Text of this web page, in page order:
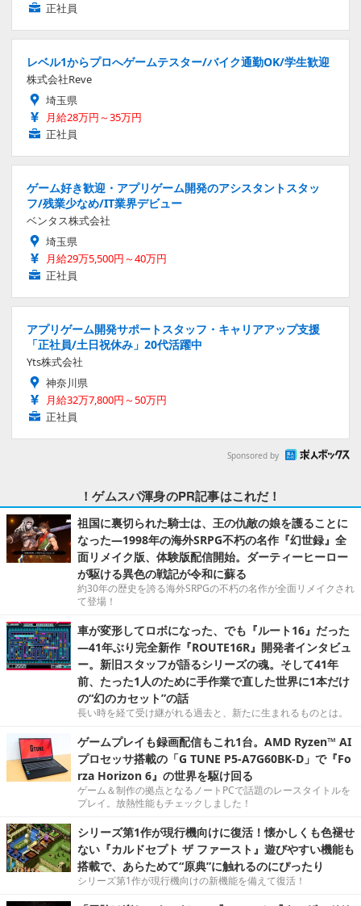
正社員
レベル1からプロへゲームテスター/バイク通勤OK/学生歓迎
株式会社Reve
埼玉県
月給28万円～35万円
正社員
ゲーム好き歓迎・アプリゲーム開発のアシスタントスタッ
フ/残業少なめ/IT業界デビュー
ベンタス株式会社
埼玉県
月給29万5,500円～40万円
正社員
アプリゲーム開発サポートスタッフ・キャリアアップ支援
「正社員/土日祝休み」20代活躍中
Yts株式会社
神奈川県
月給32万7,800円～50万円
正社員
Sponsored by
！ゲムスパ渾身のPR記事はこれだ！
祖国に裏切られた騎士は、王の仇敵の娘を護ることに
なった―1998年の海外SRPG不朽の名作『幻世録』全
面リメイク版、体験版配信開始。ダーティーヒーロー
が駆ける異色の戦記が令和に蘇る
約30年の歴史を誇る海外SRPGの不朽の名作が全面リメイクされ
て登場！
車が変形してロボになった、でも『ルート16』だった
―41年ぶり完全新作『ROUTE16R』開発者インタビュ
ー。新旧スタッフが語るシリーズの魂。そして41年
前、たった1人のために手作業で直した世界に1本だけ
の“幻のカセット”の話
長い時を経て受け継がれる過去と、新たに生まれるものとは。
ゲームプレイも録画配信もこれ1台。AMD Ryzen™ AI
プロセッサ搭載の「G TUNE P5-A7G60BK-D」で『Fo
rza Horizon 6』の世界を駆け回る
ゲーム＆制作の拠点となるノートPCで話題のレースタイトルを
プレイ。放熱性能もチェックしました！
シリーズ第1作が現行機向けに復活！懐かしくも色褪せ
ない『カルドセプト ザ ファースト』遊びやすい機能も
搭載で、あらためて“原典”に触れるのにぴったり
シリーズ第1作が現行機向けの新機能を備えて復活！